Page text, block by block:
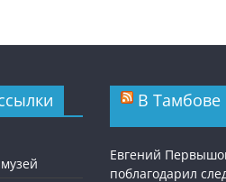
В Тамбове
Евгений
поблагодарил